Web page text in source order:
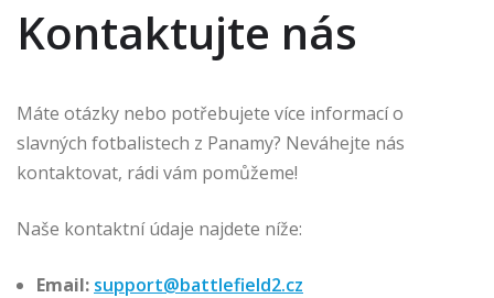
Kontaktujte nás
Máte otázky nebo potřebujete více informací o
slavných fotbalistech z Panamy? Neváhejte nás
kontaktovat, rádi vám pomůžeme!
Naše kontaktní údaje najdete níže:
Email: support@battlefield2.cz